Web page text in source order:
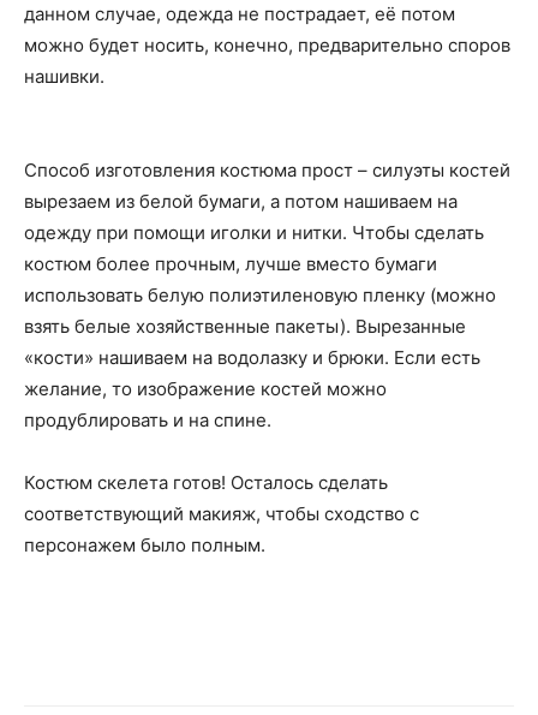
данном случае, одежда не пострадает, её потом
можно будет носить, конечно, предварительно споров
нашивки.
Способ изготовления костюма прост – силуэты костей
вырезаем из белой бумаги, а потом нашиваем на
одежду при помощи иголки и нитки. Чтобы сделать
костюм более прочным, лучше вместо бумаги
использовать белую полиэтиленовую пленку (можно
взять белые хозяйственные пакеты). Вырезанные
«кости» нашиваем на водолазку и брюки. Если есть
желание, то изображение костей можно
продублировать и на спине.
Костюм скелета готов! Осталось сделать
соответствующий макияж, чтобы сходство с
персонажем было полным.